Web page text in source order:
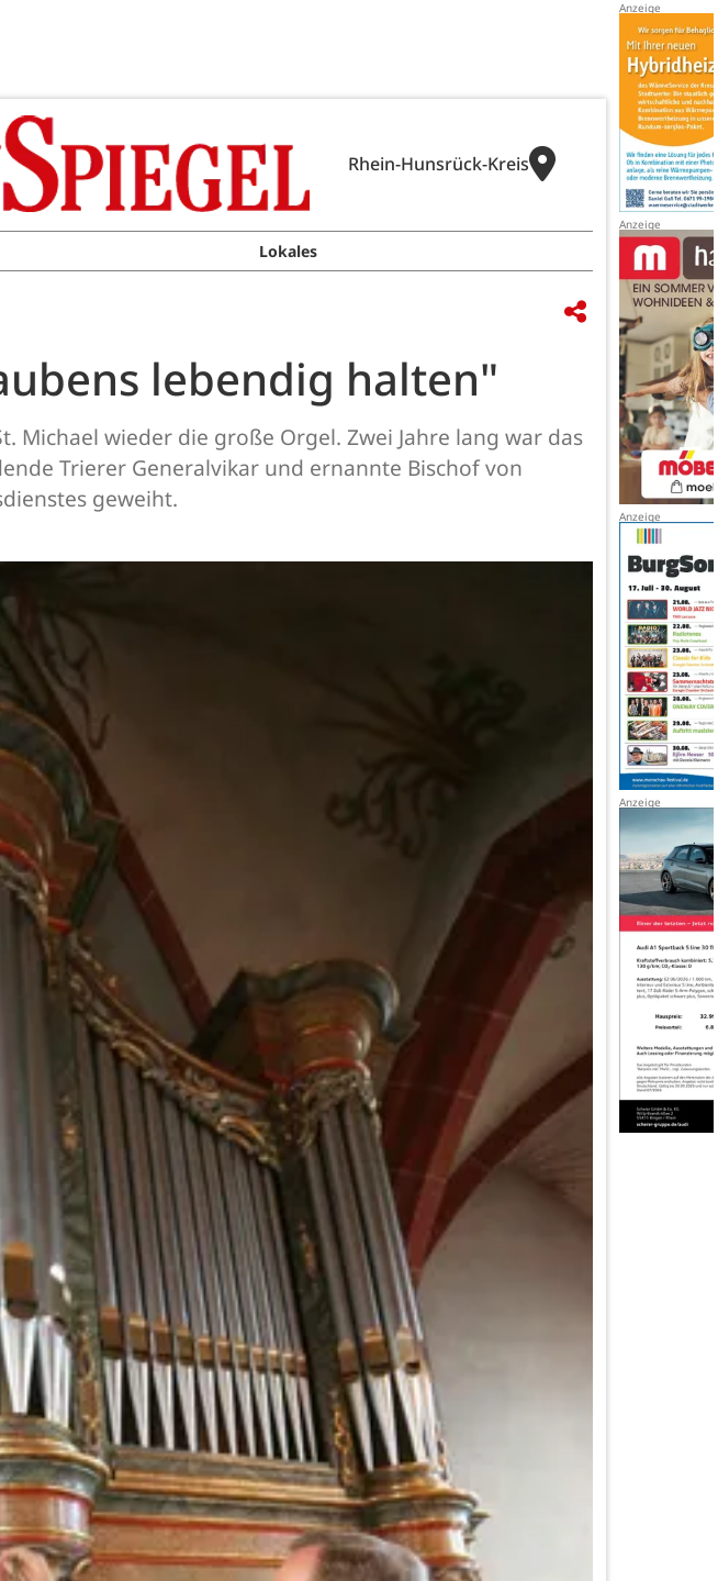
Rhein-Hunsrück-Kreis
Lokales
lebendig halten"
wieder die große Orgel. Zwei Jahre lang war das
Trierer Generalvikar und ernannte Bischof von
geweiht.